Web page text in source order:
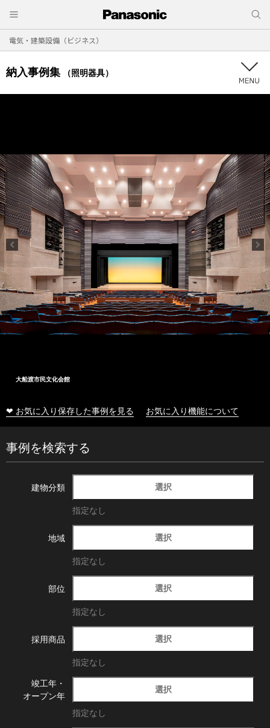
電気・建築設備（ビジネス）
納入事例集 （照明器具）
大船渡市民文化会館
❤ お気に入り保存した事例を見る お気に入り機能について
事例を検索する
建物分類 選択
指定なし
地域 選択
指定なし
部位 選択
指定なし
採用商品 選択
指定なし
竣工年・
オープン年
選択
指定なし